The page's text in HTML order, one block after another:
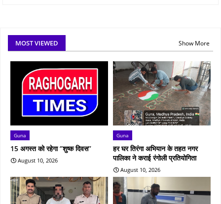
MOST VIEWED Show More
Guna
15 अगस्त को रहेगा ‘’शुष्‍क दिवस’’
August 10, 2026
Guna
हर घर तिरंगा अभियान के तहत नगर
पालिका ने कराई रंगोली प्रतियोगिता
August 10, 2026